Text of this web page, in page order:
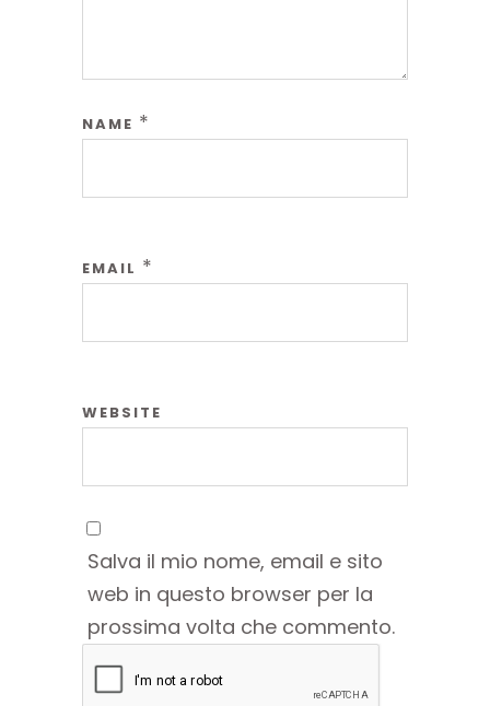
NAME *
EMAIL *
WEBSITE
Salva il mio nome, email e sito
web in questo browser per la
prossima volta che commento.